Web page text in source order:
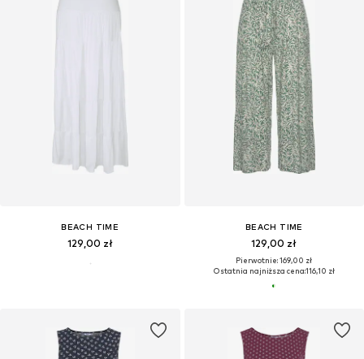
BEACH TIME
129,00 zł
BEACH TIME
129,00 zł
Pierwotnie: 169,00 zł
Ostatnia najniższa cena:116,10 zł